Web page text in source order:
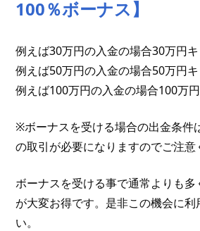
100％ボーナス】
例えば30万円の入金の場合30万円
例えば50万円の入金の場合50万円
例えば100万円の入金の場合100万
※ボーナスを受ける場合の出金条件
の取引が必要になりますのでご注意
ボーナスを受ける事で通常よりも
が大変お得です。是非この機会に利
い。